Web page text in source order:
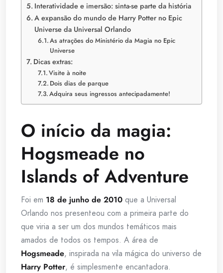
Interatividade e imersão: sinta-se parte da história
A expansão do mundo de Harry Potter no Epic
Universe da Universal Orlando
As atrações do Ministério da Magia no Epic
Universe
Dicas extras:
Visite à noite
Dois dias de parque
Adquira seus ingressos antecipadamente!
O início da magia:
Hogsmeade no
Islands of Adventure
Foi em 18 de junho de 2010 que a Universal
Orlando nos presenteou com a primeira parte do
que viria a ser um dos mundos temáticos mais
amados de todos os tempos. A área de
Hogsmeade, inspirada na vila mágica do universo de
Harry Potter, é simplesmente encantadora.